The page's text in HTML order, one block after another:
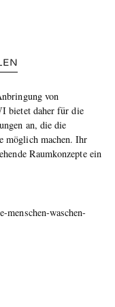
von
bietet daher für die
an, die die
möglich machen. Ihr
Raumkonzepte ein
menschen-waschen-